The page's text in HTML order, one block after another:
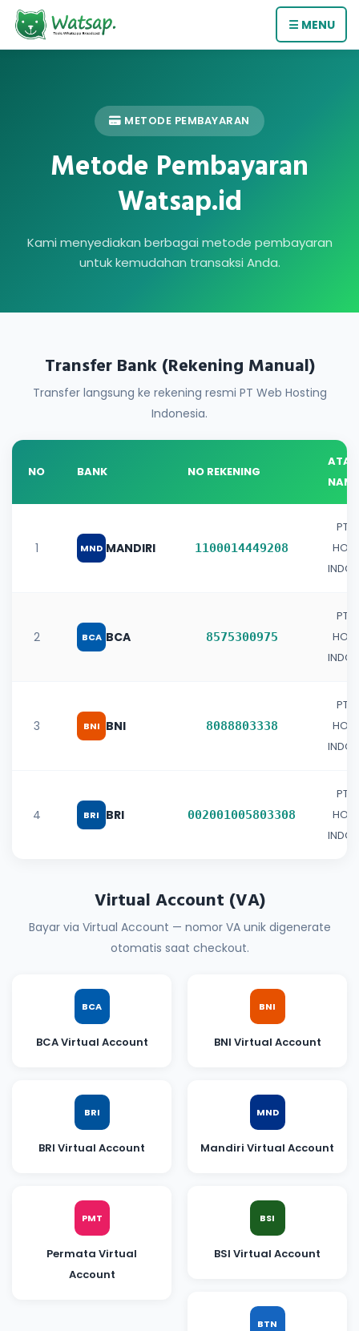
☰ MENU
METODE PEMBAYARAN
Metode Pembayaran
Watsap.id
Kami menyediakan berbagai metode pembayaran
untuk kemudahan transaksi Anda.
Transfer Bank (Rekening Manual)
Transfer langsung ke rekening resmi PT Web Hosting
Indonesia.
NO BANK NO REKENING
ATAS
1 MND MANDIRI 1100014449208
PT
2 BCA BCA 8575300975
PT
3 BNI BNI 8088803338
PT
4 BRI BRI 002001005803308
PT
Virtual Account (VA)
Bayar via Virtual Account — nomor VA unik digenerate
otomatis saat checkout.
BCA
BCA Virtual Account
BNI
BNI Virtual Account
BRI
BRI Virtual Account
MND
Mandiri Virtual Account
PMT
Permata Virtual
Account
BSI
BSI Virtual Account
BTN